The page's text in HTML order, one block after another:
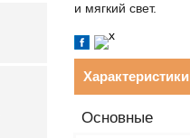
и мягкий свет.
Характеристики
Основные